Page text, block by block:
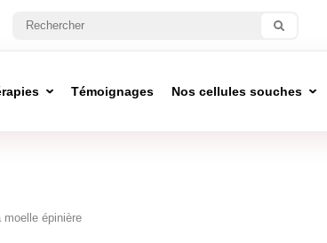
Témoignages Nos cellules souches
moelle épinière